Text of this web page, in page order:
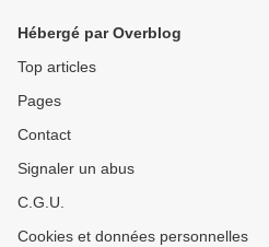
Hébergé par Overblog
Top articles
Pages
Contact
Signaler un abus
C.G.U.
Cookies et données personnelles